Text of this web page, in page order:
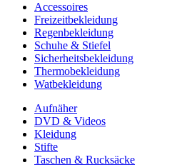
Accessoires
Freizeitbekleidung
Regenbekleidung
Schuhe & Stiefel
Sicherheitsbekleidung
Thermobekleidung
Watbekleidung
Aufnäher
DVD & Videos
Kleidung
Stifte
Taschen & Rucksäcke